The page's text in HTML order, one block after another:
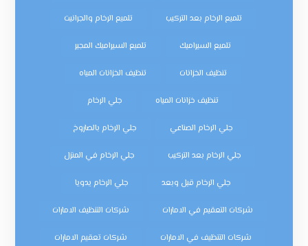
تلميع الرخام بعد التركيب تلميع الرخام والجرانيت
تلميع السيراميك تلميع السيراميك المجير
تنظيف الخزانات تنظيف الخزانات المياه
تنظيف خزانات المياه جلي الرخام
جلي الرخام الصناعي جلي الرخام بالصاروخ
جلي الرخام بعد التركيب جلي الرخام في المنزل
جلي الرخام قبل وبعد جلي الرخام يدويا
شركات التعقيم في الامارات شركات التنظيف الامارات
شركات التنظيف في الامارات شركات تعقيم الامارات